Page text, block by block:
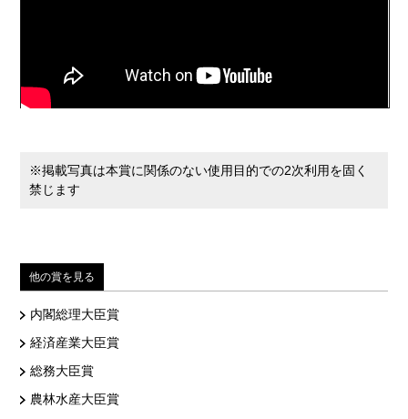
※掲載写真は本賞に関係のない使用目的での2次利用を固く
禁じます
他の賞を見る
内閣総理大臣賞
経済産業大臣賞
総務大臣賞
農林水産大臣賞